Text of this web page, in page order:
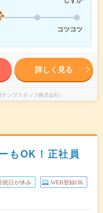
コツコツ
詳しく見る
ンプスタッフ株式会社）
もOK！正社員
祝日が休み WEB登録OK